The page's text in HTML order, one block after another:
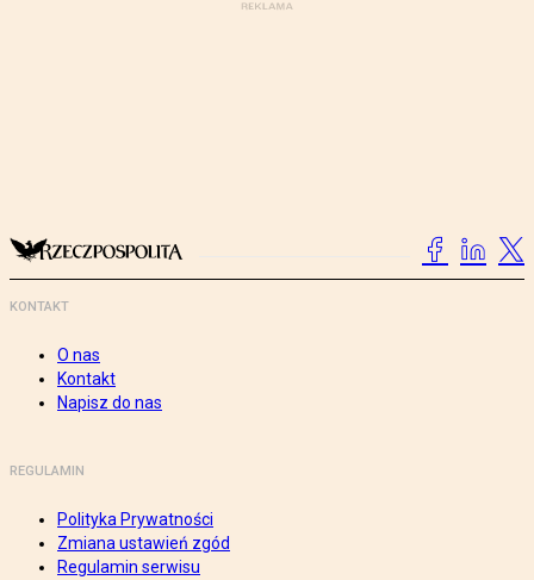
KONTAKT
O nas
Kontakt
Napisz do nas
REGULAMIN
Polityka Prywatności
Zmiana ustawień zgód
Regulamin serwisu